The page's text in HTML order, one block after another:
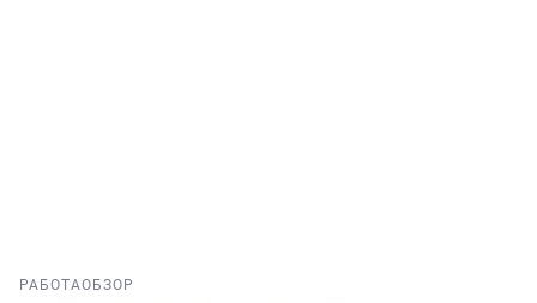
РАБОТАОБЗОР